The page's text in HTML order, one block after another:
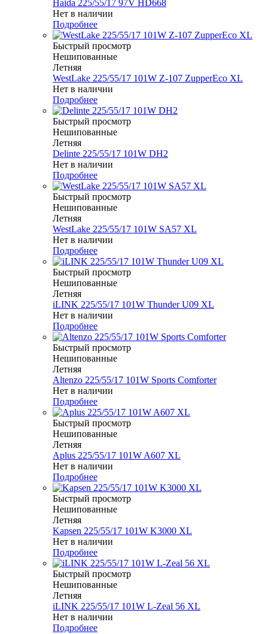
Haida 225/55/17 97V HD668
Нет в наличии
Подробнее
Быстрый просмотр
Нешипованные
Летняя
WestLake 225/55/17 101W Z-107 ZupperEco XL
Нет в наличии
Подробнее
Быстрый просмотр
Нешипованные
Летняя
Delinte 225/55/17 101W DH2
Нет в наличии
Подробнее
Быстрый просмотр
Нешипованные
Летняя
WestLake 225/55/17 101W SA57 XL
Нет в наличии
Подробнее
Быстрый просмотр
Нешипованные
Летняя
iLINK 225/55/17 101W Thunder U09 XL
Нет в наличии
Подробнее
Быстрый просмотр
Нешипованные
Летняя
Altenzo 225/55/17 101W Sports Comforter
Нет в наличии
Подробнее
Быстрый просмотр
Нешипованные
Летняя
Aplus 225/55/17 101W A607 XL
Нет в наличии
Подробнее
Быстрый просмотр
Нешипованные
Летняя
Kapsen 225/55/17 101W K3000 XL
Нет в наличии
Подробнее
Быстрый просмотр
Нешипованные
Летняя
iLINK 225/55/17 101W L-Zeal 56 XL
Нет в наличии
Подробнее